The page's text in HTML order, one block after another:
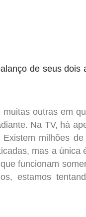
de seus dois
outras em
Na TV, há
milhões
mas a única
funcionam
estamos